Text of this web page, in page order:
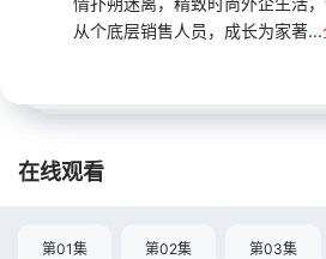
从个底层销售人员，成长为家著...
在线观看
第01集 第02集 第03集